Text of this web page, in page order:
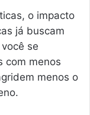
o impacto
já buscam
se
com menos
menos o